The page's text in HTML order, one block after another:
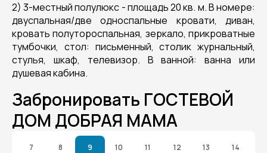
2) 3-местный полулюкс - площадь 20 кв. м. В номере:
двуспальная/две односпальные кровати, диван,
кровать полутороспальная, зеркало, прикроватные
тумбочки, стол: письменный, столик журнальный,
стулья, шкаф, телевизор. В ванной: ванна или
душевая кабина.
Забронировать ГОСТЕВОЙ
ДОМ ДОБРАЯ МАМА
7 8 9 10 11 12 13 14